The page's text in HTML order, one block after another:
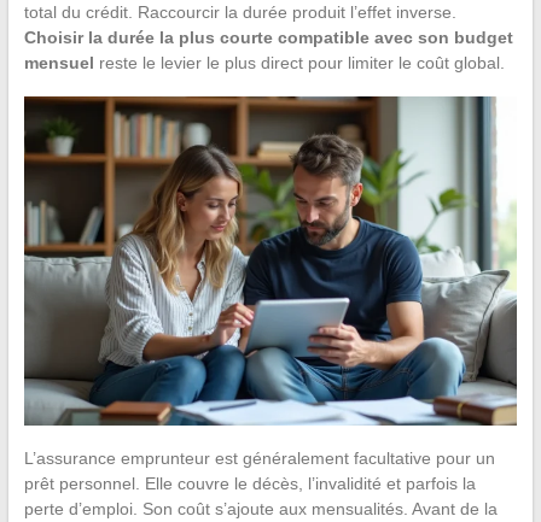
total du crédit. Raccourcir la durée produit l’effet inverse.
Choisir la durée la plus courte compatible avec son budget
mensuel reste le levier le plus direct pour limiter le coût global.
L’assurance emprunteur est généralement facultative pour un
prêt personnel. Elle couvre le décès, l’invalidité et parfois la
perte d’emploi. Son coût s’ajoute aux mensualités. Avant de la